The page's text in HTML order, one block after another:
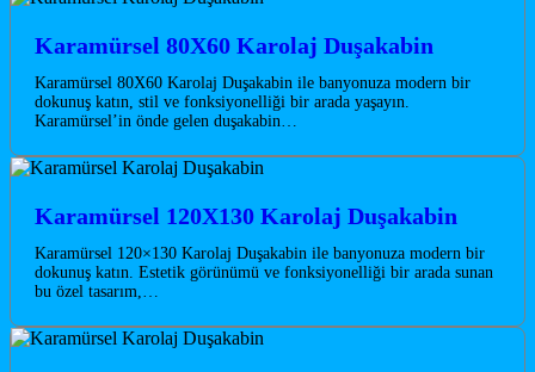
Karamürsel 80X60 Karolaj Duşakabin
Karamürsel 80X60 Karolaj Duşakabin ile banyonuza modern bir
dokunuş katın, stil ve fonksiyonelliği bir arada yaşayın.
Karamürsel’in önde gelen duşakabin…
Karamürsel 120X130 Karolaj Duşakabin
Karamürsel 120×130 Karolaj Duşakabin ile banyonuza modern bir
dokunuş katın. Estetik görünümü ve fonksiyonelliği bir arada sunan
bu özel tasarım,…